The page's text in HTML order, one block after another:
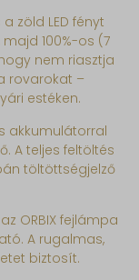
zöld LED fényt
100%-os (7
nem riasztja
rovarokat –
estéken.
akkumulátorral
A teljes feltöltés
töltöttségjelző
ORBIX fejlámpa
A rugalmas,
biztosít.